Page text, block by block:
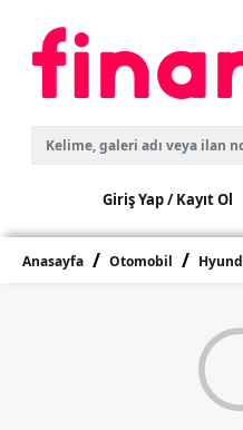
Giriş Yap /Kayıt Ol
Anasayfa Otomobil